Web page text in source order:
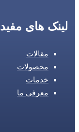
لینک های مفید
مقالات
محصولات
خدمات
معرفی ما